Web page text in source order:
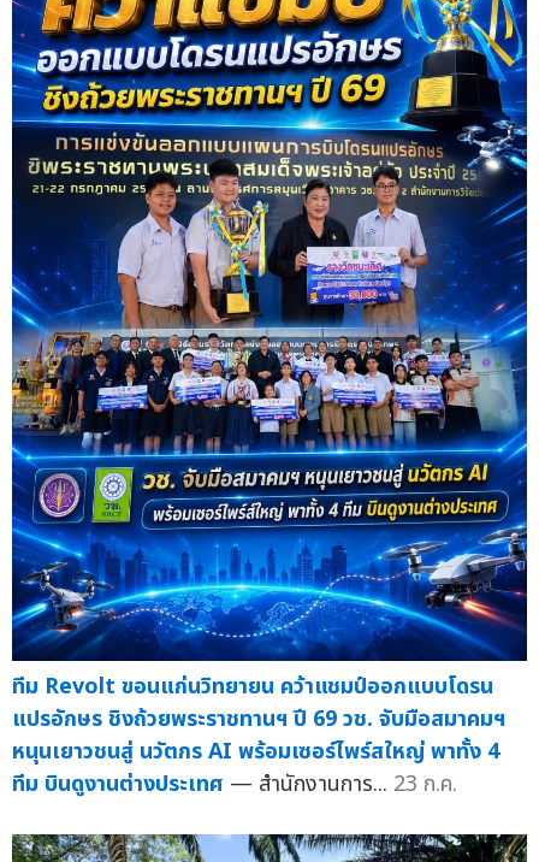
ทีม Revolt ขอนแก่นวิทยายน คว้าแชมป์ออกแบบโดรน
แปรอักษร ชิงถ้วยพระราชทานฯ ปี 69 วช. จับมือสมาคมฯ
หนุนเยาวชนสู่ นวัตกร AI พร้อมเซอร์ไพร์สใหญ่ พาทั้ง 4
ทีม บินดูงานต่างประเทศ — สำนักงานการ... 23 ก.ค.